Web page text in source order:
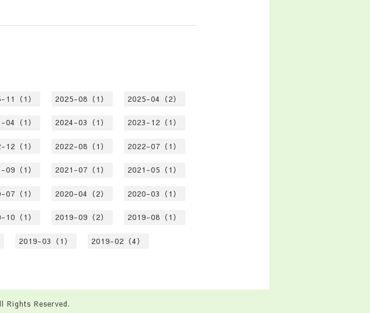
11（1） 2025-08（1） 2025-04（2）
04（1） 2024-03（1） 2023-12（1）
12（1） 2022-08（1） 2022-07（1）
09（1） 2021-07（1） 2021-05（1）
07（1） 2020-04（2） 2020-03（1）
10（1） 2019-09（2） 2019-08（1）
2019-03（1） 2019-02（4）
Rights Reserved.